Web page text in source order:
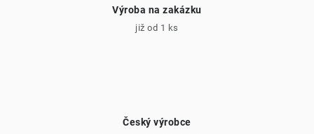
Výroba na zakázku
již od 1 ks
Český výrobce